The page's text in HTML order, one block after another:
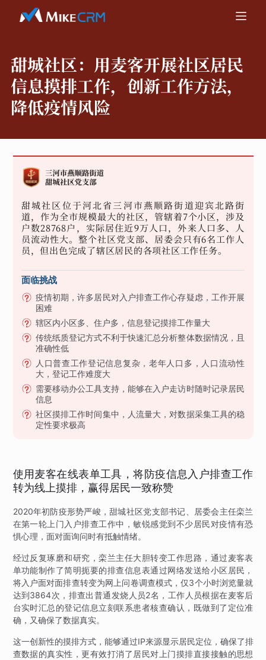
甜城社区： 用麦客开展社区居民
信息摸排工作，创新工作方法，
降低疫情风险
甜城社区位于河北省三河市燕顺路街道迎宾北路街
道，作为全市规模最大的社区，管辖着7个小区，涉及
户数28768户，实际居住近9万人口，外来人口多、人
员流动性大。整个社区党支部、居委会只有6名工作人
员，但出色完成了辖区居民的各项社区工作任务。
面临挑战
疫情初期，许多居民对入户排查工作心存疑虑，工作开展
困难
辖区内小区多、住户多，信息登记摸排工作量大
传统纸质登记方式不利于快速汇总分析整体数据情况，且
准确性低
人口普查工作登记信息复杂，老年人口多，人口流动性
大，登记工作难度大
需要移动办公工具支持，能够在入户走访时随时记录居民
信息
社区摸排工作时间集中，人流量大，对数据采集工具的稳
定性要求极高
使用麦客在线表单工具，将防疫信息入户排查工作
转为线上摸排，赢得居民一致称赞
2020年初防疫形势严峻，甜城社区党支部书记、居委会主任栾兰
在第一轮上门入户排查工作中，敏锐感觉到不少居民对疫情有恐
惧心理，面对面询问时有抵触情绪。
经过反复琢磨和研究，栾兰主任大胆转变工作思路，通过麦客表
单功能制作了简明扼要的排查信息表通过网络发送给小区居民，
将入户面对面排查转变为网上问卷调查模式，仅3个小时浏览量就
达到3864次，排查出普通发烧人员2名，工作人员根据在麦客后
台实时汇总的登记信息立刻联系患者核查确认，既做到了定位准
确，又确保了数据真实。
这一创新性的摸排方式，能够通过IP来源显示居民定位，确保了排
查数据的真实性，更有效打消了居民对上门摸排直接接触的思想